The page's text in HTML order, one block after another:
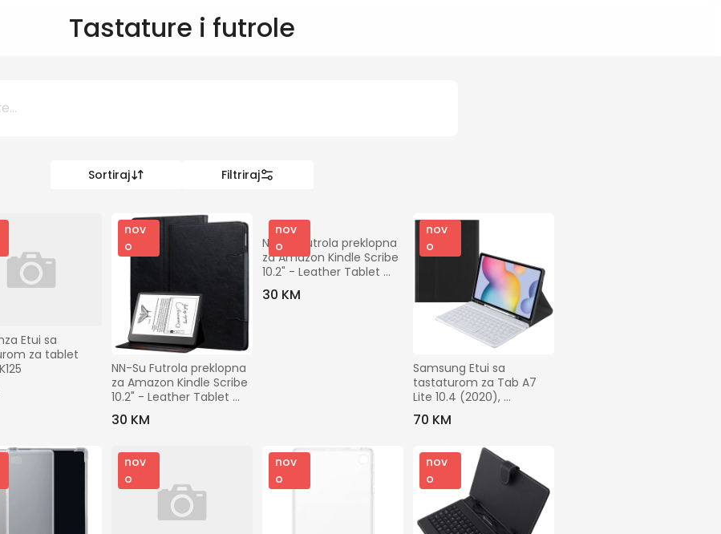
Tastature i futrole
Sortiraj Filtriraj
Kategorije
Informatika
Gradovi
Etui sa
za tablet
nov
o
NN-Su Futrola preklopna
za Amazon Kindle Scribe
10.2" - Leather Tablet
Case
30 KM
nov
o
NN-Su Futrola preklopna
za Amazon Kindle Scribe
10.2" - Leather Tablet
Case
30 KM
nov
o
Samsung Etui sa
tastaturom za Tab A7
Lite 10.4 (2020),
Bluetooth - BT Keyboard
Leath. Case Tab A7 Lite
70 KM
nov
o
nov
o
nov
o